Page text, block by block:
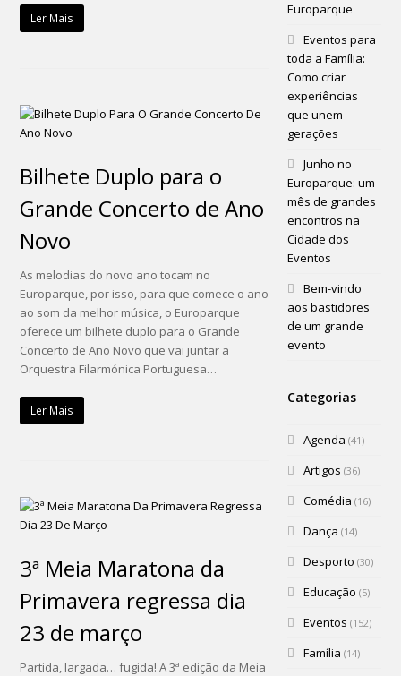
Ler Mais
Bilhete Duplo para o
Grande Concerto de Ano
Novo
As melodias do novo ano tocam no
Europarque, por isso, para que comece o ano
ao som da melhor música, o Europarque
oferece um bilhete duplo para o Grande
Concerto de Ano Novo que vai juntar a
Orquestra Filarmónica Portuguesa…
Ler Mais
3ª Meia Maratona da
Primavera regressa dia
23 de março
Partida, largada… fugida! A 3ª edição da Meia
Europarque
Eventos para
toda a Família:
Como criar
experiências
que unem
gerações
Junho no
Europarque: um
mês de grandes
encontros na
Cidade dos
Eventos
Bem-vindo
aos bastidores
de um grande
evento
Categorias
Agenda (41)
Artigos (36)
Comédia (16)
Dança (14)
Desporto (30)
Educação (5)
Eventos (152)
Família (14)